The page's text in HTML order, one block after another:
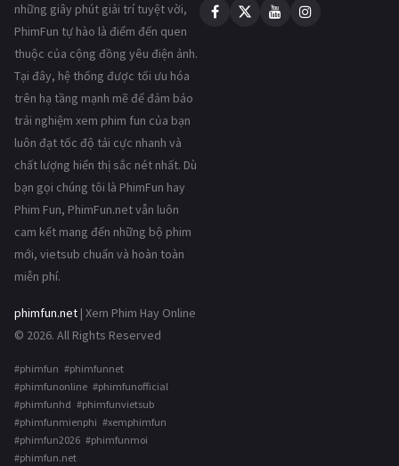
những giây phút giải trí tuyệt vời,
PhimFun tự hào là điểm đến quen
thuộc của cộng đồng yêu điện ảnh.
Tại đây, hệ thống được tối ưu hóa
trên hạ tầng mạnh mẽ để đảm bảo
trải nghiệm xem phim fun của bạn
luôn đạt tốc độ tải cực nhanh và
chất lượng hiển thị sắc nét nhất. Dù
bạn gọi chúng tôi là PhimFun hay
Phim Fun, PhimFun.net vẫn luôn
cam kết mang đến những bộ phim
mới, vietsub chuẩn và hoàn toàn
miễn phí.
phimfun.net | Xem Phim Hay Online
© 2026. All Rights Reserved
#phimfun #phimfunnet
#phimfunonline #phimfunofficial
#phimfunhd #phimfunvietsub
#phimfunmienphi #xemphimfun
#phimfun2026 #phimfunmoi
#phimfun.net